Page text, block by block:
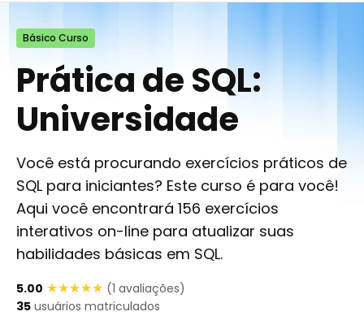
Básico Curso
Prática de SQL:
Universidade
Você está procurando exercícios práticos de
SQL para iniciantes? Este curso é para você!
Aqui você encontrará 156 exercícios
interativos on-line para atualizar suas
habilidades básicas em SQL.
5.00 ★★★★★
★★★★★ (1 avaliações)
35 usuários matriculados